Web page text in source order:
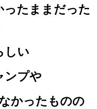
たままだった
しい
ンプや
かったものの